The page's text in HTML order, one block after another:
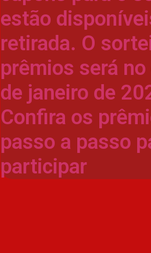
estão
retirada. O
prêmios será
de janeiro de
Confira os
passo a passo
participar